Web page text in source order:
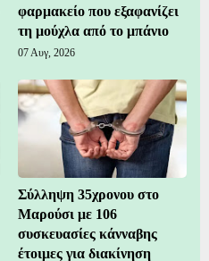
φαρμακείο που εξαφανίζει
τη μούχλα από το μπάνιο
07 Αυγ, 2026
Σύλληψη 35χρονου στο
Μαρούσι με 106
συσκευασίες κάνναβης
έτοιμες για διακίνηση